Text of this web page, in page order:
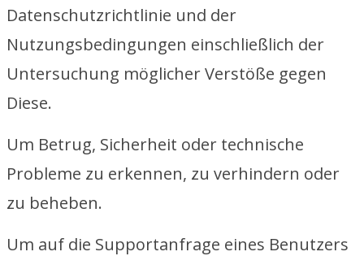
Datenschutzrichtlinie und der
Nutzungsbedingungen einschließlich der
Untersuchung möglicher Verstöße gegen
Diese.
Um Betrug, Sicherheit oder technische
Probleme zu erkennen, zu verhindern oder
zu beheben.
Um auf die Supportanfrage eines Benutzers